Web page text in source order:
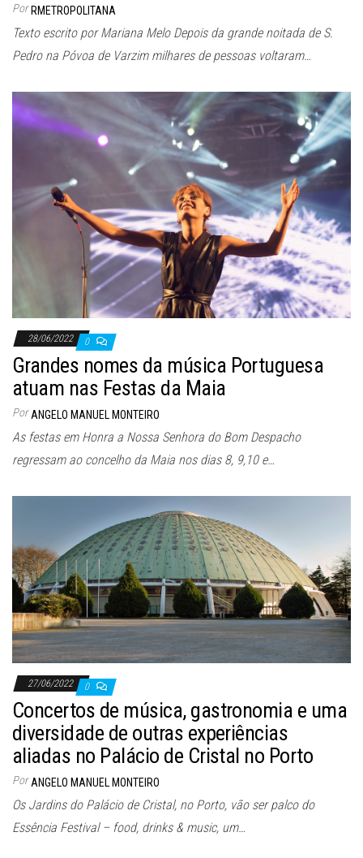
Por RMETROPOLITANA
Texto escrito por Mariana Melo Depois da grande noitada de S.
Pedro na Póvoa de Varzim milhares de pessoas voltaram…
28/06/2022 0
Grandes nomes da música Portuguesa
atuam nas Festas da Maia
Por ANGELO MANUEL MONTEIRO
As festas em Honra a Nossa Senhora do Bom Despacho
regressam ao concelho da Maia nos dias 8, 9,10 e…
27/06/2022 0
Concertos de música, gastronomia e uma
diversidade de outras experiências
aliadas no Palácio de Cristal no Porto
Por ANGELO MANUEL MONTEIRO
Os Jardins do Palácio de Cristal, no Porto, vão ser palco do
Essência Festival – food, drinks & music, um…